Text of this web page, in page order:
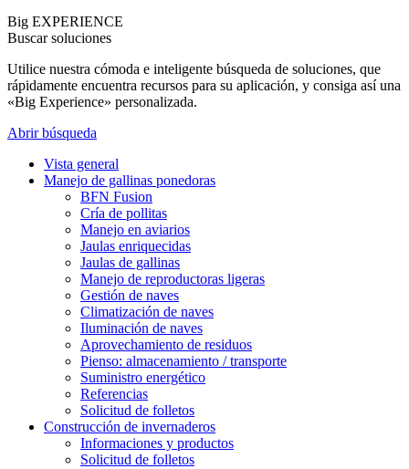
Big EXPERIENCE
Buscar soluciones
Utilice nuestra cómoda e inteligente búsqueda de soluciones, que
rápidamente encuentra recursos para su aplicación, y consiga así una
«Big Experience» personalizada.
Abrir búsqueda
Vista general
Manejo de gallinas ponedoras
BFN Fusion
Cría de pollitas
Manejo en aviarios
Jaulas enriquecidas
Jaulas de gallinas
Manejo de reproductoras ligeras
Gestión de naves
Climatización de naves
Iluminación de naves
Aprovechamiento de residuos
Pienso: almacenamiento / transporte
Suministro energético
Referencias
Solicitud de folletos
Construcción de invernaderos
Informaciones y productos
Solicitud de folletos